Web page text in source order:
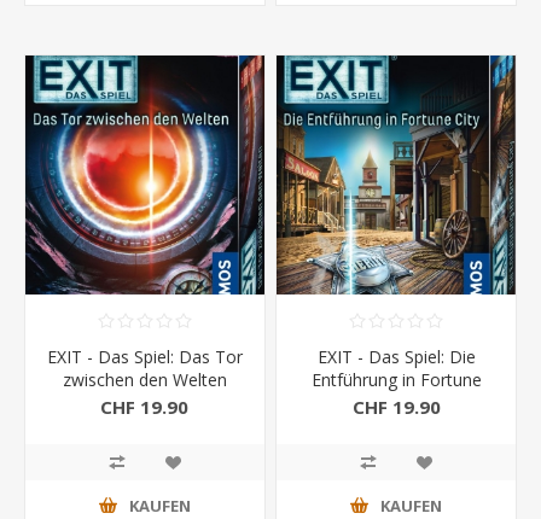
EXIT - Das Spiel: Das Tor
zwischen den Welten
CHF 19.90
KAUFEN
EXIT - Das Spiel: Die
Entführung in Fortune
City
CHF 19.90
KAUFEN